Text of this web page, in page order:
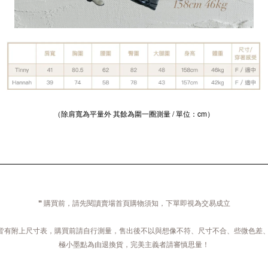
（除肩寬為平量外 其餘為圍一圈測量 / 單位：cm）
❞ 購買前，請先閱讀賣場首頁購物須知，下單即視為交易成立
有附上尺寸表，購買前請自行測量，售出後不以與想像不符、尺寸不合、些微色差
極小墨點為由退換貨，完美主義者請審慎思量！